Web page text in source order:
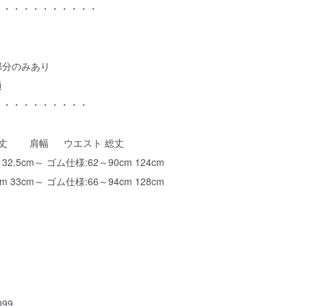
・・・・・・・・・
のみあり
・・・・・・・・
丈 肩幅 ウエスト 総丈
～ ゴム仕様:62～90cm 124cm
33cm～ ゴム仕様:66～94cm 128cm